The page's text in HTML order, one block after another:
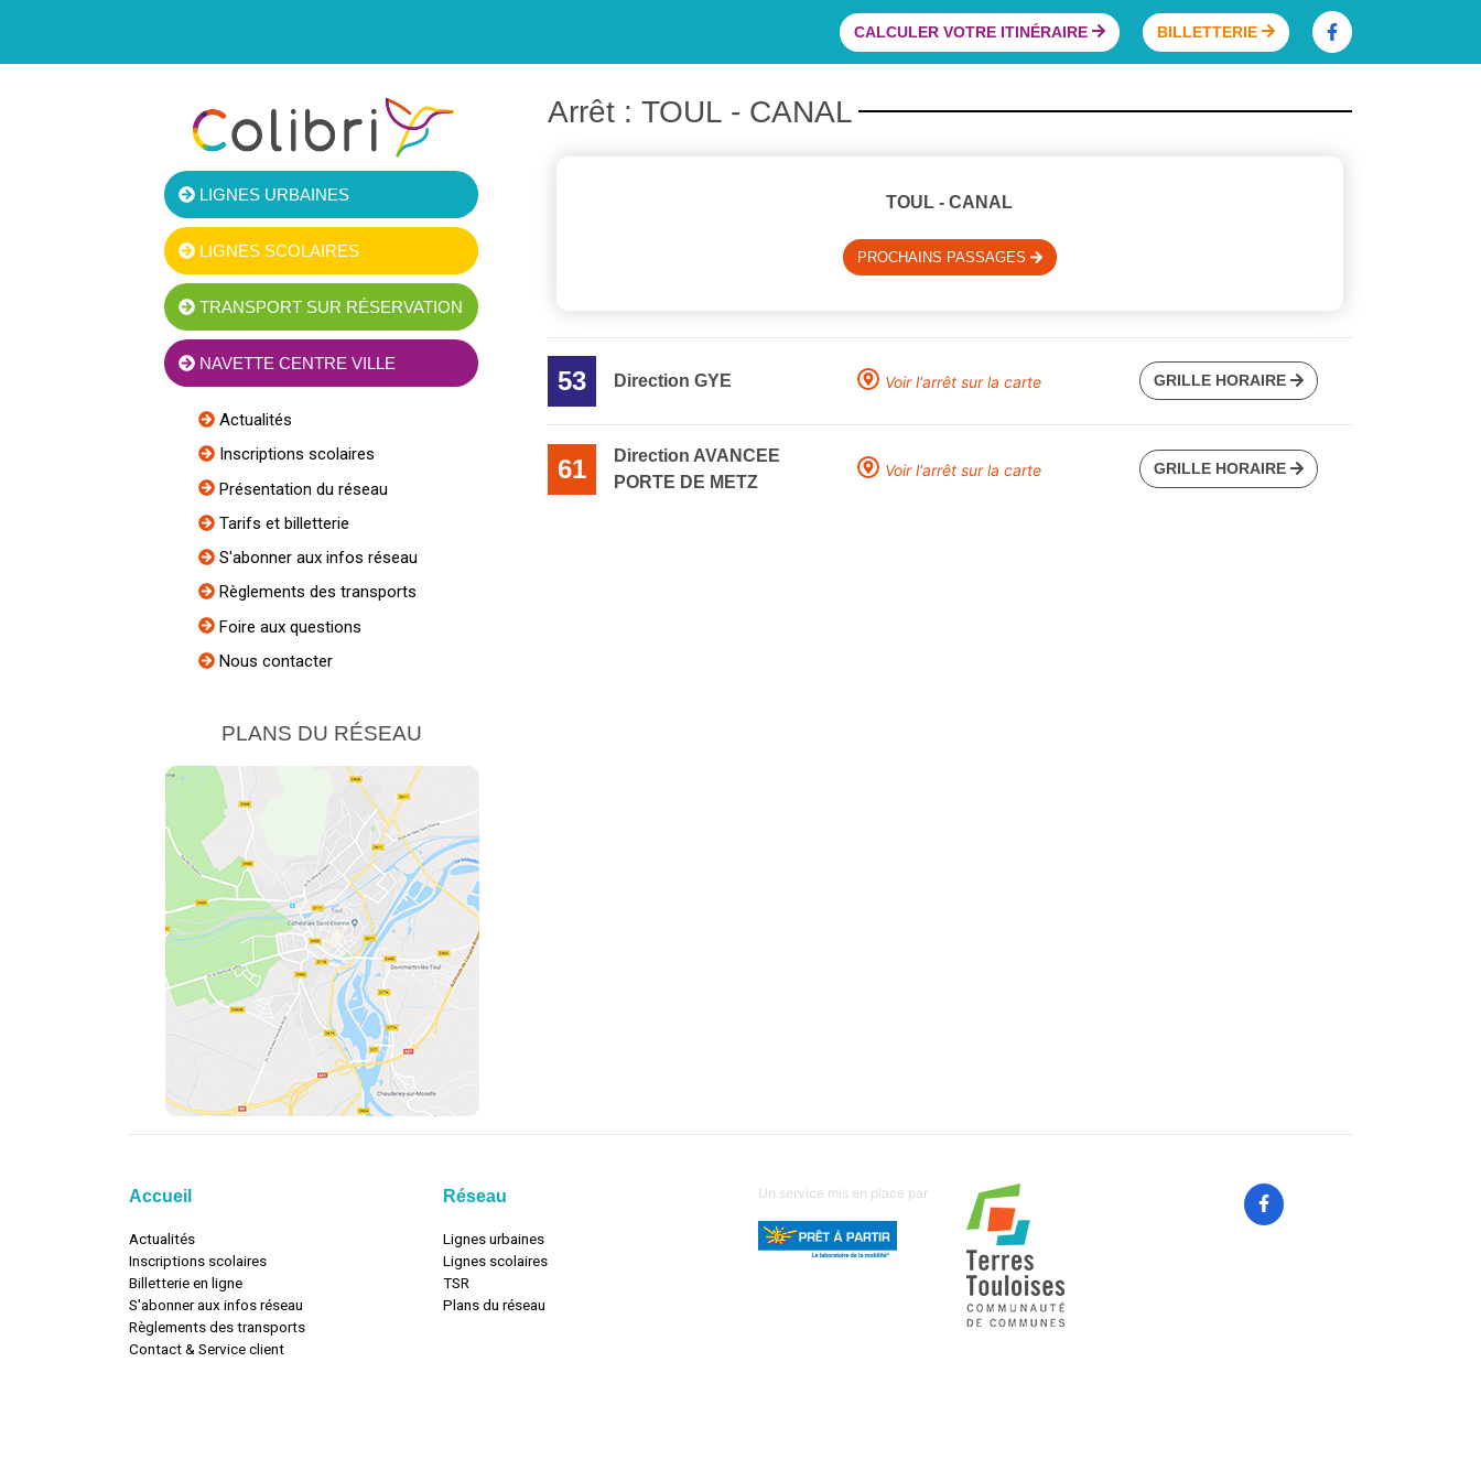
CALCULER VOTRE ITINÉRAIRE BILLETTERIE
LIGNES URBAINES
LIGNES SCOLAIRES
TRANSPORT SUR RÉSERVATION
NAVETTE CENTRE VILLE
Actualités
Inscriptions scolaires
Présentation du réseau
Tarifs et billetterie
S'abonner aux infos réseau
Règlements des transports
Foire aux questions
Nous contacter
PLANS DU RÉSEAU
Arrêt : TOUL - CANAL
TOUL - CANAL
PROCHAINS PASSAGES
53 Direction GYE Voir l'arrêt sur la carte GRILLE HORAIRE
61
Direction AVANCEE
PORTE DE METZ
Voir l'arrêt sur la carte GRILLE HORAIRE
Accueil
Actualités
Inscriptions scolaires
Billetterie en ligne
S'abonner aux infos réseau
Règlements des transports
Contact & Service client
Réseau
Lignes urbaines
Lignes scolaires
TSR
Plans du réseau
Un service mis en place par